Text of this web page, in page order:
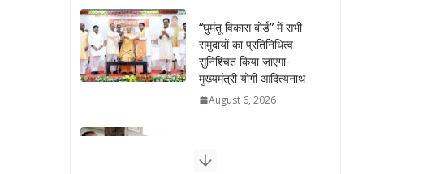
सदन में उजागर हुआ सपा का
दलित-पिछड़ा, युवा, गरीब,
किसान, महिला विरोधी चरित्र-
सीएम योगी
August 6, 2026
उत्कृष्ट सेवाओं के लिए